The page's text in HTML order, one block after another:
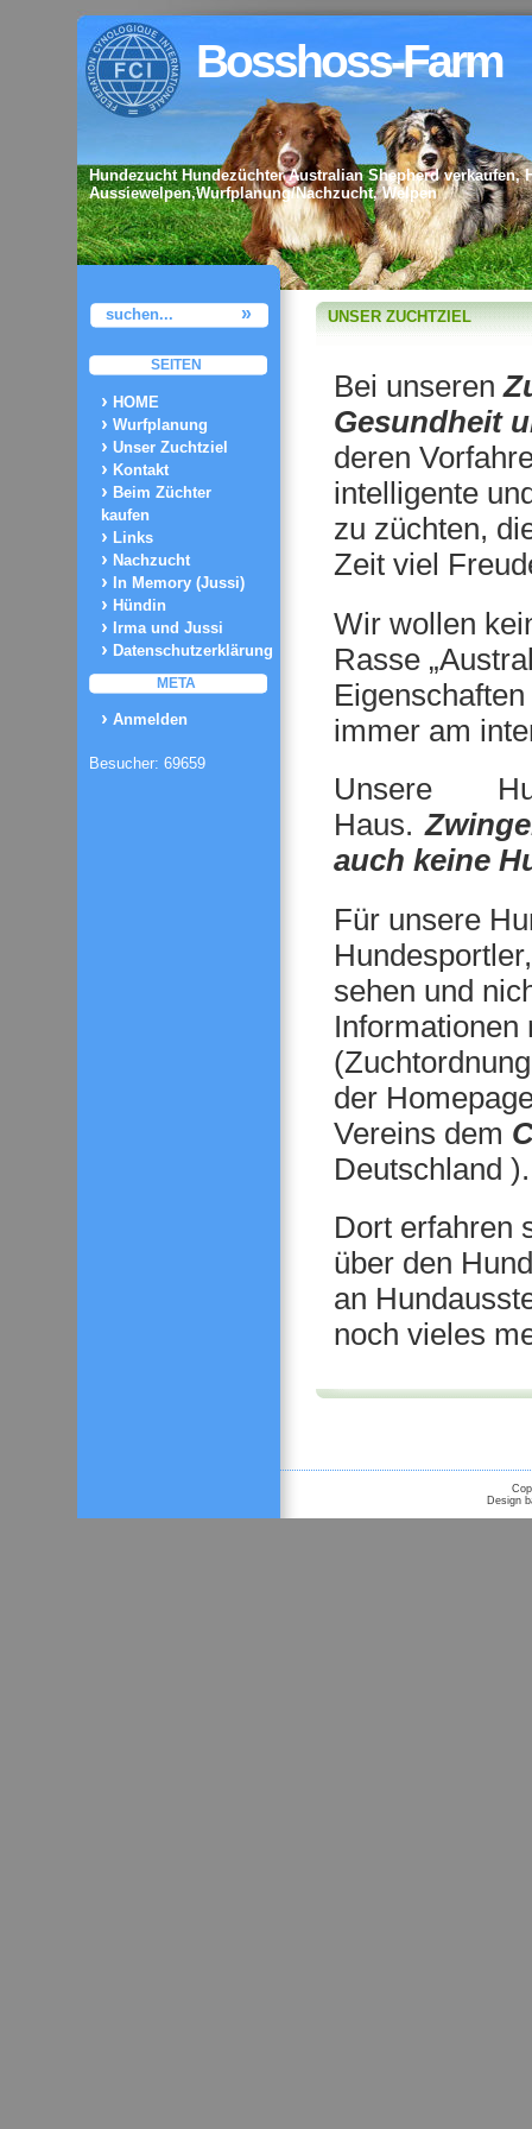
Bosshoss-Farm
Hundezucht Hundezüchter Australian Shepherd verkaufen,
Aussiewelpen,Wurfplanung/Nachzucht, Welpen
SEITEN
HOME
Wurfplanung
Unser Zuchtziel
Kontakt
Beim Züchter
kaufen
Links
Nachzucht
In Memory (Jussi)
Hündin
Irma und Jussi
Datenschutzerklärung
META
Anmelden
Besucher: 69659
UNSER ZUCHTZIEL
Bei unseren
Gesundheit
deren
intelligente
zu züchten,
Zeit viel
Wir wollen
Rasse
immer am
Unsere
Haus.
auch keine
Für unsere
sehen und
der
Vereins dem
Deutschland ).
Dort erfahren
über den
an
noch vieles
Design